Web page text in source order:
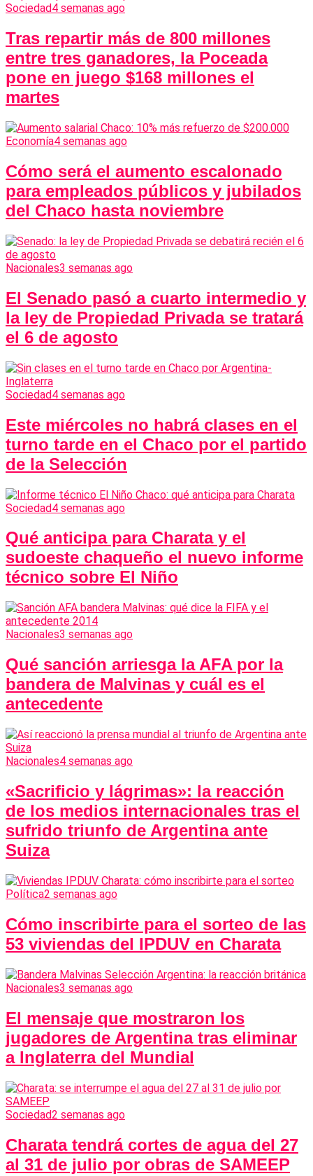
Sociedad4 semanas ago
Tras repartir más de 800 millones
entre tres ganadores, la Poceada
pone en juego $168 millones el
martes
Economía4 semanas ago
Cómo será el aumento escalonado
para empleados públicos y jubilados
del Chaco hasta noviembre
Nacionales3 semanas ago
El Senado pasó a cuarto intermedio y
la ley de Propiedad Privada se tratará
el 6 de agosto
Sociedad4 semanas ago
Este miércoles no habrá clases en el
turno tarde en el Chaco por el partido
de la Selección
Sociedad4 semanas ago
Qué anticipa para Charata y el
sudoeste chaqueño el nuevo informe
técnico sobre El Niño
Nacionales3 semanas ago
Qué sanción arriesga la AFA por la
bandera de Malvinas y cuál es el
antecedente
Nacionales4 semanas ago
«Sacrificio y lágrimas»: la reacción
de los medios internacionales tras el
sufrido triunfo de Argentina ante
Suiza
Política2 semanas ago
Cómo inscribirte para el sorteo de las
53 viviendas del IPDUV en Charata
Nacionales3 semanas ago
El mensaje que mostraron los
jugadores de Argentina tras eliminar
a Inglaterra del Mundial
Sociedad2 semanas ago
Charata tendrá cortes de agua del 27
al 31 de julio por obras de SAMEEP